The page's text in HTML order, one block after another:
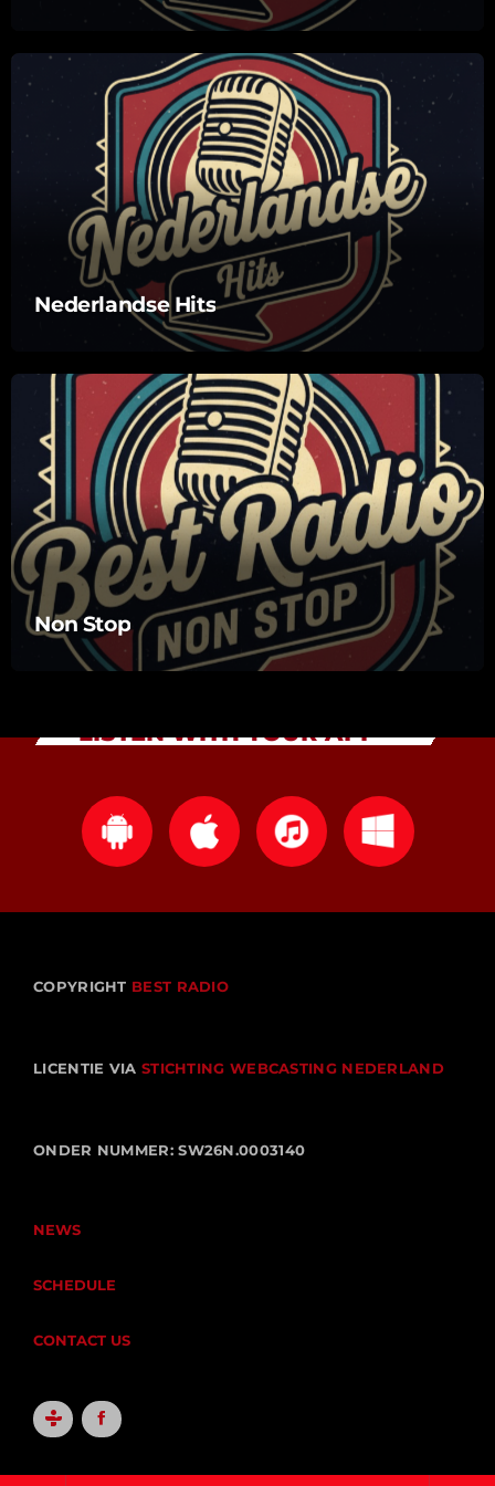
Nederlandse Hits
Non Stop
LISTEN WITH YOUR APP
COPYRIGHT BEST RADIO
LICENTIE VIA STICHTING WEBCASTING NEDERLAND
ONDER NUMMER: SW26N.0003140
NEWS
SCHEDULE
CONTACT US